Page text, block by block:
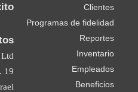
Clientes
Programas de fidelidad
Reportes
Inventario
Empleados
Beneficios